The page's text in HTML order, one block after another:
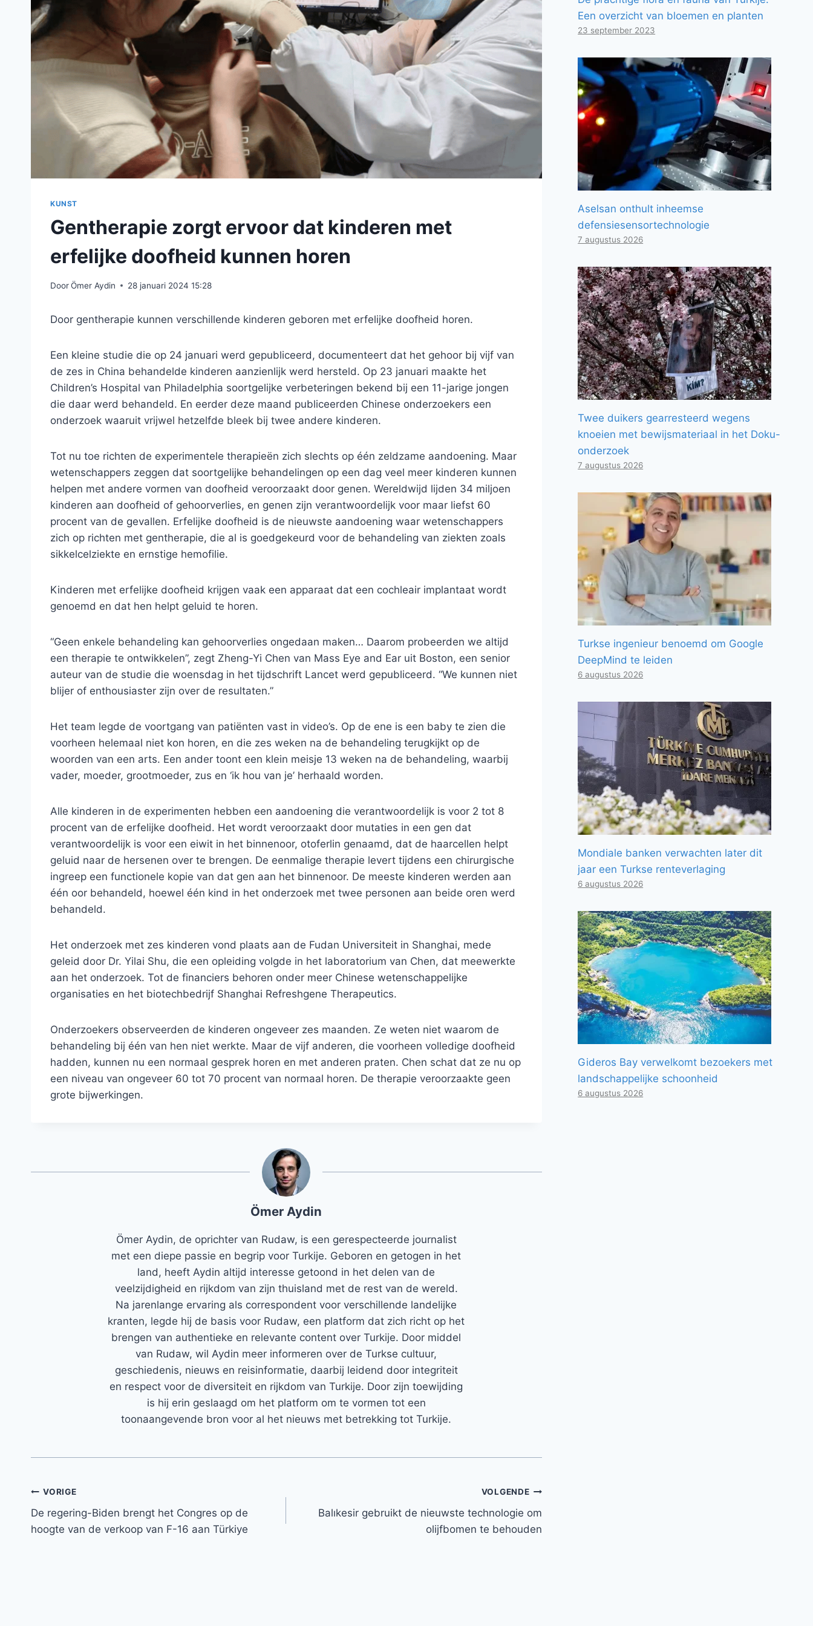
KUNST
Gentherapie zorgt ervoor dat kinderen met
erfelijke doofheid kunnen horen
DoorÖmer Aydin 28 januari 2024 15:28
Door gentherapie kunnen verschillende kinderen geboren met erfelijke doofheid horen.
Een kleine studie die op 24 januari werd gepubliceerd, documenteert dat het gehoor bij vijf van
de zes in China behandelde kinderen aanzienlijk werd hersteld. Op 23 januari maakte het
Children’s Hospital van Philadelphia soortgelijke verbeteringen bekend bij een 11-jarige jongen
die daar werd behandeld. En eerder deze maand publiceerden Chinese onderzoekers een
onderzoek waaruit vrijwel hetzelfde bleek bij twee andere kinderen.
Tot nu toe richten de experimentele therapieën zich slechts op één zeldzame aandoening. Maar
wetenschappers zeggen dat soortgelijke behandelingen op een dag veel meer kinderen kunnen
helpen met andere vormen van doofheid veroorzaakt door genen. Wereldwijd lijden 34 miljoen
kinderen aan doofheid of gehoorverlies, en genen zijn verantwoordelijk voor maar liefst 60
procent van de gevallen. Erfelijke doofheid is de nieuwste aandoening waar wetenschappers
zich op richten met gentherapie, die al is goedgekeurd voor de behandeling van ziekten zoals
sikkelcelziekte en ernstige hemofilie.
Kinderen met erfelijke doofheid krijgen vaak een apparaat dat een cochleair implantaat wordt
genoemd en dat hen helpt geluid te horen.
“Geen enkele behandeling kan gehoorverlies ongedaan maken… Daarom probeerden we altijd
een therapie te ontwikkelen”, zegt Zheng-Yi Chen van Mass Eye and Ear uit Boston, een senior
auteur van de studie die woensdag in het tijdschrift Lancet werd gepubliceerd. “We kunnen niet
blijer of enthousiaster zijn over de resultaten.”
Het team legde de voortgang van patiënten vast in video’s. Op de ene is een baby te zien die
voorheen helemaal niet kon horen, en die zes weken na de behandeling terugkijkt op de
woorden van een arts. Een ander toont een klein meisje 13 weken na de behandeling, waarbij
vader, moeder, grootmoeder, zus en ‘ik hou van je’ herhaald worden.
Alle kinderen in de experimenten hebben een aandoening die verantwoordelijk is voor 2 tot 8
procent van de erfelijke doofheid. Het wordt veroorzaakt door mutaties in een gen dat
verantwoordelijk is voor een eiwit in het binnenoor, otoferlin genaamd, dat de haarcellen helpt
geluid naar de hersenen over te brengen. De eenmalige therapie levert tijdens een chirurgische
ingreep een functionele kopie van dat gen aan het binnenoor. De meeste kinderen werden aan
één oor behandeld, hoewel één kind in het onderzoek met twee personen aan beide oren werd
behandeld.
Het onderzoek met zes kinderen vond plaats aan de Fudan Universiteit in Shanghai, mede
geleid door Dr. Yilai Shu, die een opleiding volgde in het laboratorium van Chen, dat meewerkte
aan het onderzoek. Tot de financiers behoren onder meer Chinese wetenschappelijke
organisaties en het biotechbedrijf Shanghai Refreshgene Therapeutics.
Onderzoekers observeerden de kinderen ongeveer zes maanden. Ze weten niet waarom de
behandeling bij één van hen niet werkte. Maar de vijf anderen, die voorheen volledige doofheid
hadden, kunnen nu een normaal gesprek horen en met anderen praten. Chen schat dat ze nu op
een niveau van ongeveer 60 tot 70 procent van normaal horen. De therapie veroorzaakte geen
grote bijwerkingen.
Ömer Aydin
Ömer Aydin, de oprichter van Rudaw, is een gerespecteerde journalist
met een diepe passie en begrip voor Turkije. Geboren en getogen in het
land, heeft Aydin altijd interesse getoond in het delen van de
veelzijdigheid en rijkdom van zijn thuisland met de rest van de wereld.
Na jarenlange ervaring als correspondent voor verschillende landelijke
kranten, legde hij de basis voor Rudaw, een platform dat zich richt op het
brengen van authentieke en relevante content over Turkije. Door middel
van Rudaw, wil Aydin meer informeren over de Turkse cultuur,
geschiedenis, nieuws en reisinformatie, daarbij leidend door integriteit
en respect voor de diversiteit en rijkdom van Turkije. Door zijn toewijding
is hij erin geslaagd om het platform om te vormen tot een
toonaangevende bron voor al het nieuws met betrekking tot Turkije.
Bericht
navigatie
VORIGE
De regering-Biden brengt het Congres op de
hoogte van de verkoop van F-16 aan Türkiye
VOLGENDE
Balıkesir gebruikt de nieuwste technologie om
olijfbomen te behouden
Een overzicht van bloemen en planten
23 september 2023
Aselsan onthult inheemse
defensiesensortechnologie
7 augustus 2026
Twee duikers gearresteerd wegens
knoeien met bewijsmateriaal in het Doku-
onderzoek
7 augustus 2026
Turkse ingenieur benoemd om Google
DeepMind te leiden
6 augustus 2026
Mondiale banken verwachten later dit
jaar een Turkse renteverlaging
6 augustus 2026
Gideros Bay verwelkomt bezoekers met
landschappelijke schoonheid
6 augustus 2026